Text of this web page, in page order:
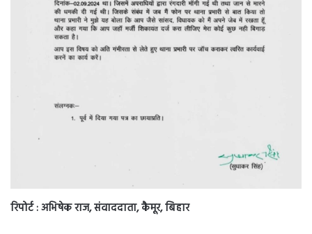
रिपोर्ट: अभिषेक राज, संवाददाता, कैमूर, बिहार